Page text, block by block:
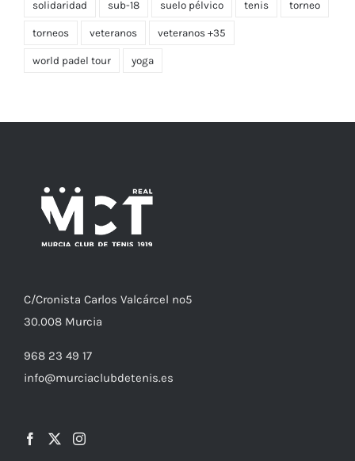
solidaridad sub-18 suelo pélvico tenis torneo
torneos veteranos veteranos +35
world padel tour yoga
C/Cronista Carlos Valcárcel nº5
30.008 Murcia
968 23 49 17
info@murciaclubdetenis.es